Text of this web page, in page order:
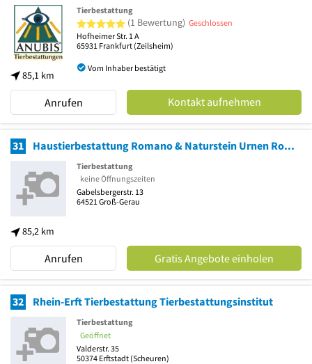
85,1 km
Tierbestattung
5 von 5 Sternen
(1 Bewertung) Geschlossen
Hofheimer Str. 1 A
65931 Frankfurt (Zeilsheim)
Vom Inhaber bestätigt
Anrufen Kontakt aufnehmen
31 Haustierbestattung Romano & Naturstein Urnen Romano
85,2 km
Tierbestattung
keine Öffnungszeiten
Gabelsbergerstr. 13
64521Groß-Gerau
Anrufen Gratis Angebote einholen
32 Rhein-Erft Tierbestattung Tierbestattungsinstitut
Tierbestattung
Geöffnet
Valderstr. 35
50374 Erftstadt (Scheuren)